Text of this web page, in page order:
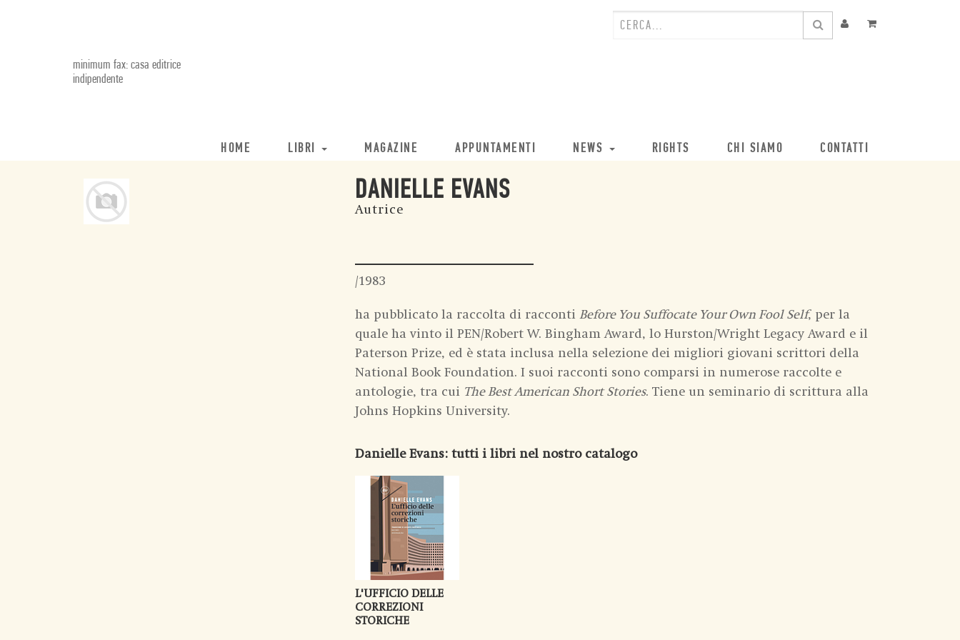
minimum fax: casa editrice
indipendente
HOME LIBRI MAGAZINE APPUNTAMENTI NEWS RIGHTS CHI SIAMO CONTATTI
DANIELLE EVANS
Autrice
/1983
ha pubblicato la raccolta di racconti Before You Suffocate Your Own Fool Self, per la
quale ha vinto il PEN/Robert W. Bingham Award, lo Hurston/Wright Legacy Award e il
Paterson Prize, ed è stata inclusa nella selezione dei migliori giovani scrittori della
National Book Foundation. I suoi racconti sono comparsi in numerose raccolte e
antologie, tra cui The Best American Short Stories. Tiene un seminario di scrittura alla
Johns Hopkins University.
Danielle Evans: tutti i libri nel nostro catalogo
L'UFFICIO DELLE
CORREZIONI
STORICHE